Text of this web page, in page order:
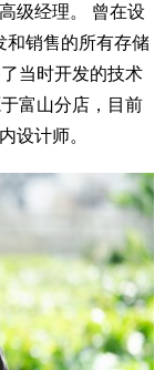
级经理。 曾在设
和销售的所有存储
当时开发的技术
富山分店，目前
设计师。